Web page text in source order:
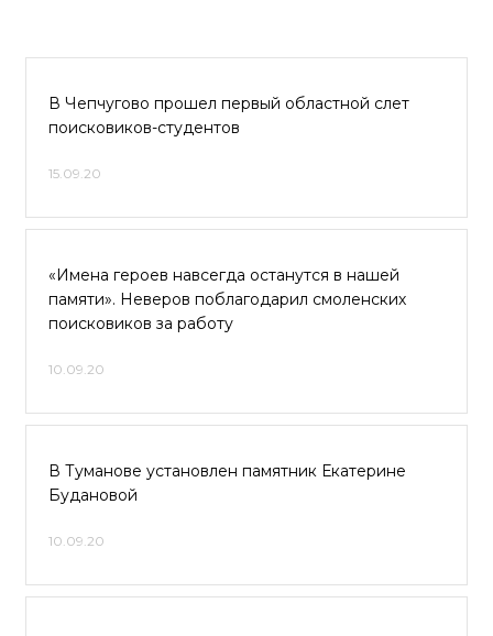
В Чепчугово прошел первый областной слет
поисковиков-студентов
15.09.20
«Имена героев навсегда останутся в нашей
памяти». Неверов поблагодарил смоленских
поисковиков за работу
10.09.20
В Туманове установлен памятник Екатерине
Будановой
10.09.20